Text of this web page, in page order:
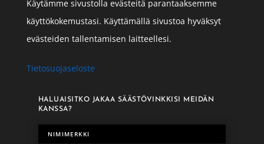
Käytämme sivustolla evästeitä parantaaksemme
käyttökokemustasi. Käyttämällä sivustoa hyväksyt
evästeiden tallentamisen laitteellesi.
Tietosuojaseloste
HALUAISITKO JAKAA SÄÄSTÖVINKKISI MEIDÄN
KANSSA?